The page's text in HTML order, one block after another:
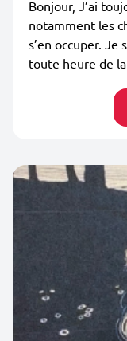
Bonjour, J’ai
notamment les
s’en occuper.
toute heure de